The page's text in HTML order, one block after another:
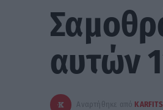
αυτών
Αναρτήθηκε από